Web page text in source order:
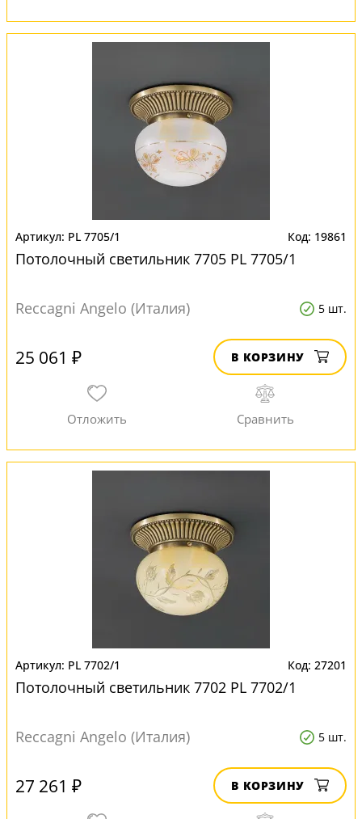
PL 7705/1 19861
Потолочный светильник 7705 PL 7705/1
Reccagni Angelo (Италия) 5 шт.
25 061 ₽ В КОРЗИНУ
PL 7702/1 27201
Потолочный светильник 7702 PL 7702/1
Reccagni Angelo (Италия) 5 шт.
27 261 ₽ В КОРЗИНУ